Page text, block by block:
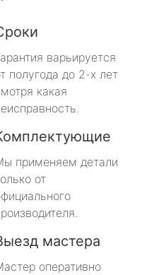
варьируется
полугода до 2-х лет
какая
применяем детали
от
мастера
оперативно